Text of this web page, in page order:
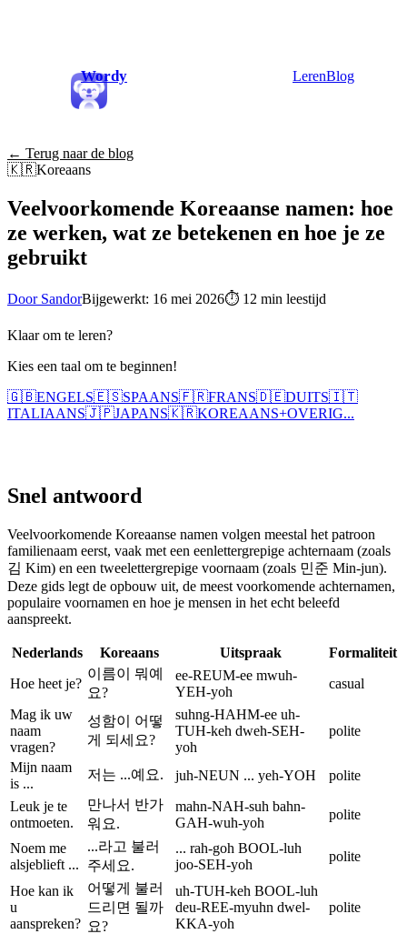
Wordy LerenBlog
← Terug naar de blog
🇰🇷Koreaans
Veelvoorkomende Koreaanse namen: hoe
ze werken, wat ze betekenen en hoe je ze
gebruikt
Door SandorBijgewerkt: 16 mei 2026⏱ 12 min leestijd
Klaar om te leren?
Kies een taal om te beginnen!
🇬🇧ENGELS🇪🇸SPAANS🇫🇷FRANS🇩🇪DUITS🇮🇹
ITALIAANS🇯🇵JAPANS🇰🇷KOREAANS+OVERIG...
Snel antwoord
Veelvoorkomende Koreaanse namen volgen meestal het patroon
familienaam eerst, vaak met een eenlettergrepige achternaam (zoals
김 Kim) en een tweelettergrepige voornaam (zoals 민준 Min-jun).
Deze gids legt de opbouw uit, de meest voorkomende achternamen,
populaire voornamen en hoe je mensen in het echt beleefd
aanspreekt.
Nederlands Koreaans Uitspraak
Formaliteit
Hoe heet je?
이름이 뭐예
요?
ee-REUM-ee mwuh-
YEH-yoh
casual
Mag ik uw
naam
vragen?
성함이 어떻
게 되세요?
suhng-HAHM-ee uh-
TUH-keh dweh-SEH-
yoh
polite
Mijn naam
is ...
저는 ...예요. juh-NEUN ... yeh-YOH
polite
Leuk je te
ontmoeten.
만나서 반가
워요.
mahn-NAH-suh bahn-
GAH-wuh-yoh
polite
Noem me
alsjeblieft ...
...라고 불러
주세요.
... rah-goh BOOL-luh
joo-SEH-yoh
polite
Hoe kan ik
u
aanspreken?
어떻게 불러
드리면 될까
요?
uh-TUH-keh BOOL-luh
deu-REE-myuhn dwel-
KKA-yoh
polite